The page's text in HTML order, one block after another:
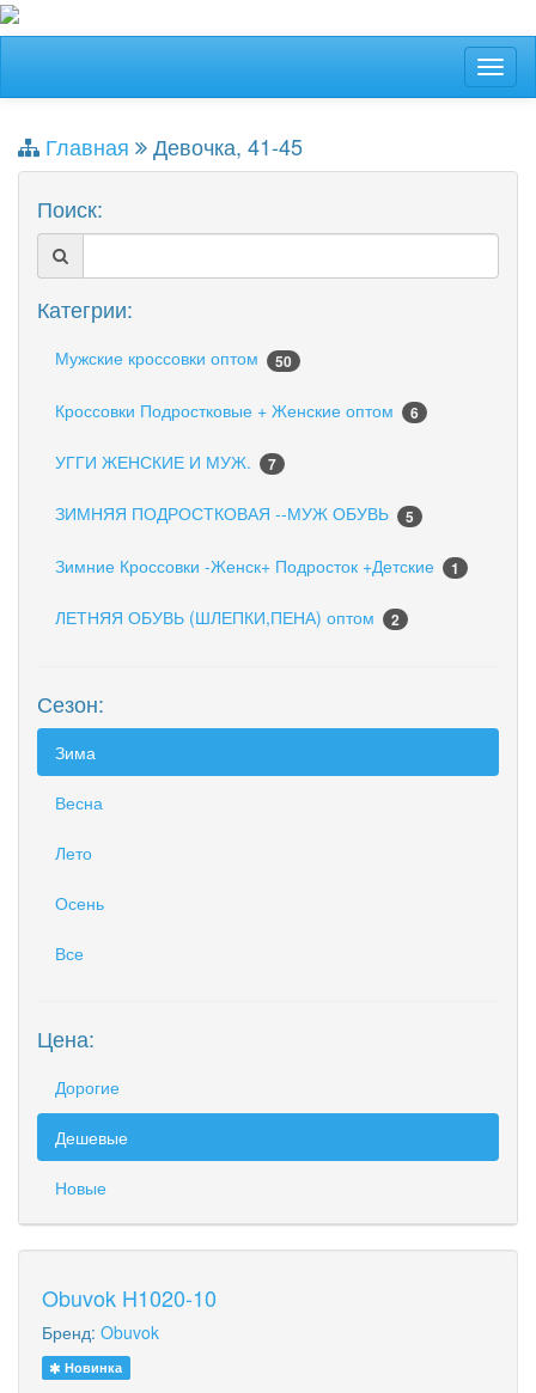
Главная
Девочка, 41-45
Поиск:
Категрии:
Мужские кроссовки оптом 50
Кроссовки Подростковые + Женские оптом 6
УГГИ ЖЕНСКИЕ И МУЖ. 7
ЗИМНЯЯ ПОДРОСТКОВАЯ --МУЖ ОБУВЬ 5
Зимние Кроссовки -Женск+ Подросток +Детские 1
ЛЕТНЯЯ ОБУВЬ (ШЛЕПКИ,ПЕНА) оптом 2
Сезон:
Зима
Весна
Лето
Осень
Все
Цена:
Дорогие
Дешевые
Новые
Obuvok H1020-10
Бренд: Obuvok
Новинка